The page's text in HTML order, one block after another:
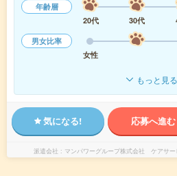
年齢層
20代
30代
男女比率
女性
もっと見る
気になる! 応募へ進む
派遣会社 マンパワーグループ株式会社 ケアサ